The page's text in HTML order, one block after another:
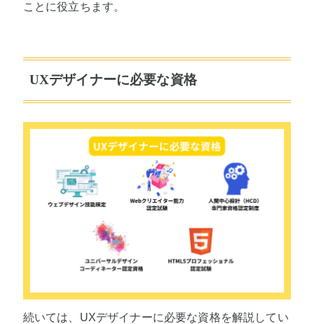
ことに役立ちます。
UXデザイナーに必要な資格
続いては、UXデザイナーに必要な資格を解説してい